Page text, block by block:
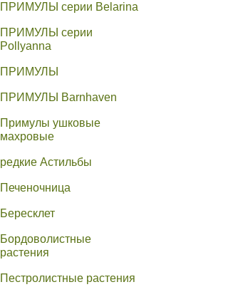
ПРИМУЛЫ серии Belarina
ПРИМУЛЫ серии
Pollyanna
ПРИМУЛЫ
ПРИМУЛЫ Barnhaven
Примулы ушковые
махровые
редкие Астильбы
Печеночница
Бересклет
Бордоволистные
растения
Пестролистные растения